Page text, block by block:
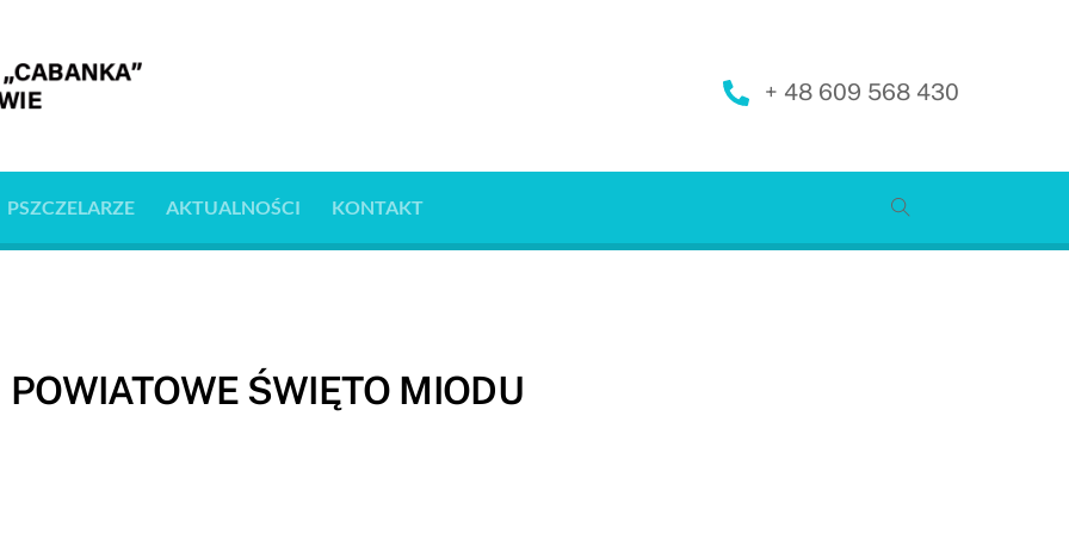
+ 48 609 568 430
PSZCZELARZE AKTUALNOŚCI KONTAKT
POWIATOWE ŚWIĘTO MIODU